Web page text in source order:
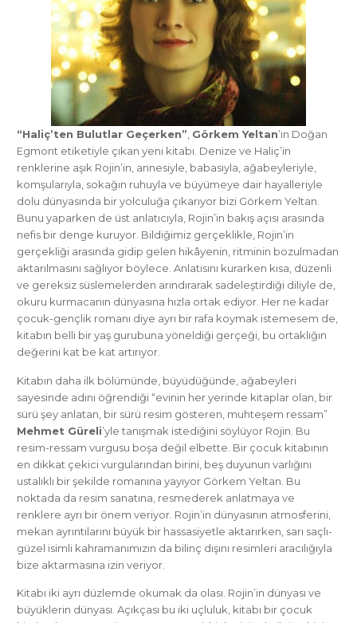
“Haliç’ten Bulutlar Geçerken”, Görkem Yeltan’ın Doğan
Egmont etiketiyle çıkan yeni kitabı. Denize ve Haliç’in
renklerine aşık Rojin’in, annesiyle, babasıyla, ağabeyleriyle,
komşularıyla, sokağın ruhuyla ve büyümeye dair hayalleriyle
dolu dünyasında bir yolculuğa çıkarıyor bizi Görkem Yeltan.
Bunu yaparken de üst anlatıcıyla, Rojin’in bakış açısı arasında
nefis bir denge kuruyor. Bildiğimiz gerçeklikle, Rojin’in
gerçekliği arasında gidip gelen hikâyenin, ritminin bozulmadan
aktarılmasını sağlıyor böylece. Anlatısını kurarken kısa, düzenli
ve gereksiz süslemelerden arındırarak sadeleştirdiği diliyle de,
okuru kurmacanın dünyasına hızla ortak ediyor. Her ne kadar
çocuk-gençlik romanı diye ayrı bir rafa koymak istemesem de,
kitabın belli bir yaş gurubuna yöneldiği gerçeği, bu ortaklığın
değerini kat be kat artırıyor.
Kitabın daha ilk bölümünde, büyüdüğünde, ağabeyleri
sayesinde adını öğrendiği “evinin her yerinde kitaplar olan, bir
sürü şey anlatan, bir sürü resim gösteren, muhteşem ressam”
Mehmet Güreli’yle tanışmak istediğini söylüyor Rojin. Bu
resim-ressam vurgusu boşa değil elbette. Bir çocuk kitabının
en dikkat çekici vurgularından birini, beş duyunun varlığını
ustalıklı bir şekilde romanına yayıyor Görkem Yeltan. Bu
noktada da resim sanatına, resmederek anlatmaya ve
renklere ayrı bir önem veriyor. Rojin’in dünyasının atmosferini,
mekan ayrıntılarını büyük bir hassasiyetle aktarırken, sarı saçlı-
güzel isimli kahramanımızın da bilinç dışını resimleri aracılığıyla
bize aktarmasına izin veriyor.
Kitabı iki ayrı düzlemde okumak da olası. Rojin’in dünyası ve
büyüklerin dünyası. Açıkçası bu iki uçluluk, kitabı bir çocuk